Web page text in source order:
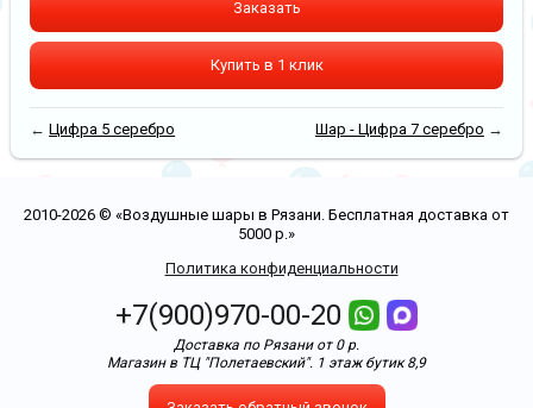
Заказать
Купить в 1 клик
←Цифра 5 серебро Шар - Цифра 7 серебро →
2010-2026 © «Воздушные шары в Рязани. Бесплатная доставка от
5000 р.»
Политика конфиденциальности
+7(900)970-00-20
Доставка по Рязани от 0 р.
Магазин в ТЦ "Полетаевский". 1 этаж бутик 8,9